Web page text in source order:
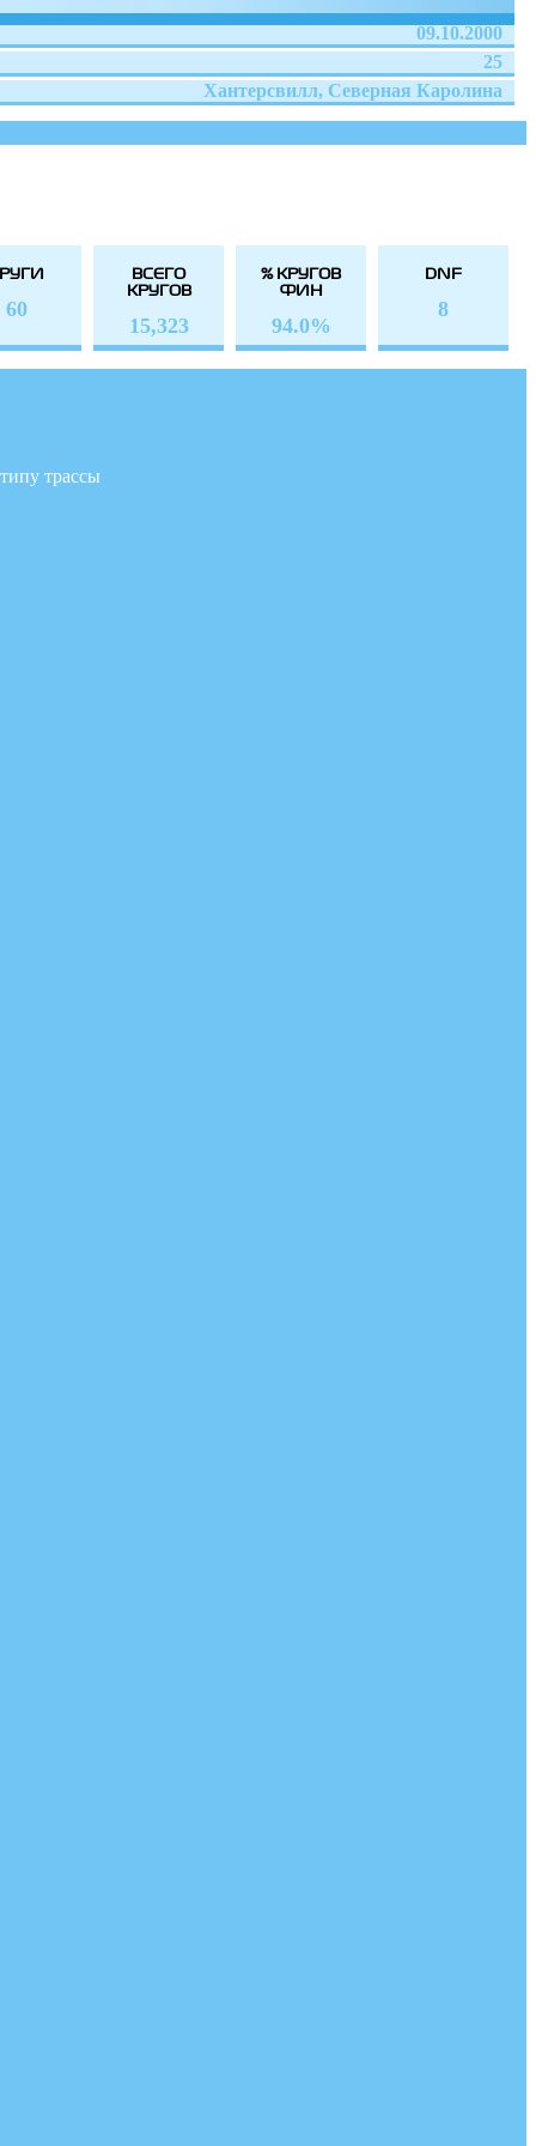
09.10.2000
25
Хантерсвилл, Северная Каролина
60
ВСЕГО
КРУГОВ
15,323
% КРУГОВ
ФИН
94.0%
DNF
8
трассы